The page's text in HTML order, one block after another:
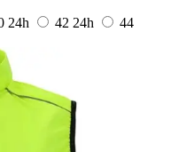
24h 42 24h
44